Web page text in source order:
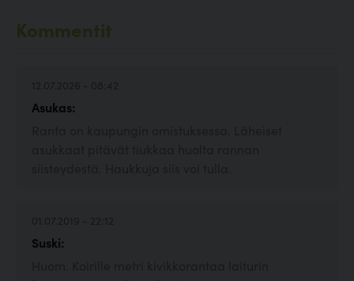
Kommentit
Asukas:
Suski: